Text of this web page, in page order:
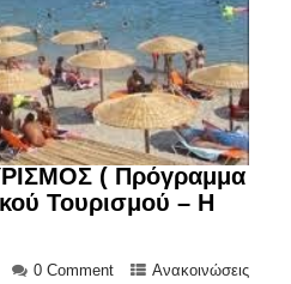
( Πρόγραμμα
Τουρισμού – Η
0 Comment Ανακοινώσεις